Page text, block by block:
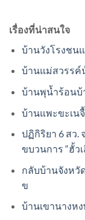
เรื่องที่น่าสนใจ
บ้านวังโรงชน
บ้านแม่สวรรค์
บ้านพุน้ำร้อนบ้
บ้านแพะขะเน
ปฏิกิริยา 6 สว.
ขบวนการ “ฮั้ว
กลับบ้านจังหวั
ข
บ้านเขานางห